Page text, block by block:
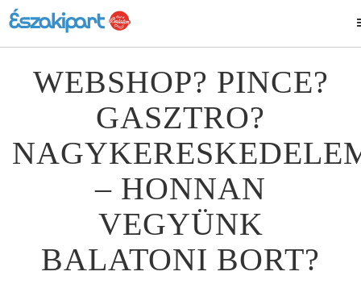
WEBSHOP? PINCE?
GASZTRO?
– HONNAN
VEGYÜNK
BALATONI BORT?